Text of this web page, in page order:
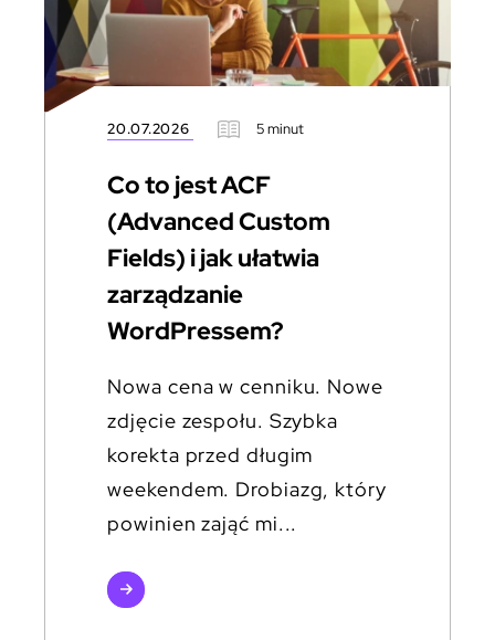
20.07.2026 5 minut
Co to jest ACF
(Advanced Custom
Fields) i jak ułatwia
zarządzanie
WordPressem?
Nowa cena w cenniku. Nowe
zdjęcie zespołu. Szybka
korekta przed długim
weekendem. Drobiazg, który
powinien zająć mi...
czytaj
więcej